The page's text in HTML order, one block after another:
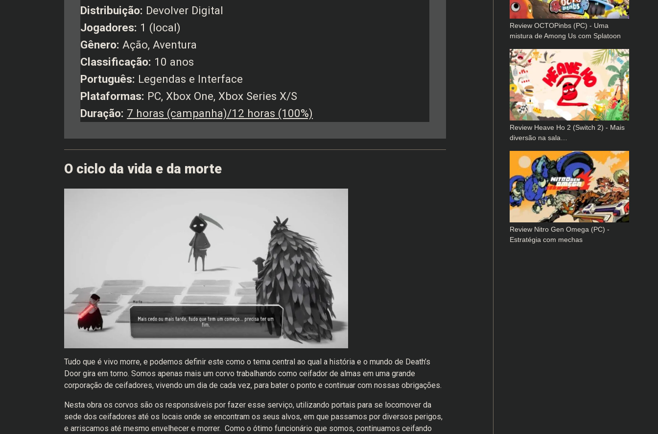
Distribuição: Devolver Digital
Jogadores: 1 (local)
Gênero: Ação, Aventura
Classificação: 10 anos
Português: Legendas e Interface
Plataformas: PC, Xbox One, Xbox Series X/S
Duração: 7 horas (campanha)/12 horas (100%)
O ciclo da vida e da morte
Tudo que é vivo morre, e podemos definir este como o tema central ao qual a história e o mundo de Death’s
Door gira em torno. Somos apenas mais um corvo trabalhando como ceifador de almas em uma grande
corporação de ceifadores, vivendo um dia de cada vez, para bater o ponto e continuar com nossas obrigações.
Nesta obra os corvos são os responsáveis por fazer esse serviço, utilizando portais para se locomover da
sede dos ceifadores até os locais onde se encontram os seus alvos, em que passamos por diversos perigos,
e arriscamos até mesmo envelhecer e morrer. Como o ótimo funcionário que somos, continuamos ceifando
Review OCTOPinbs (PC) - Uma
mistura de Among Us com Splatoon
Review Heave Ho 2 (Switch 2) - Mais
diversão na sala…
Review Nitro Gen Omega (PC) -
Estratégia com mechas